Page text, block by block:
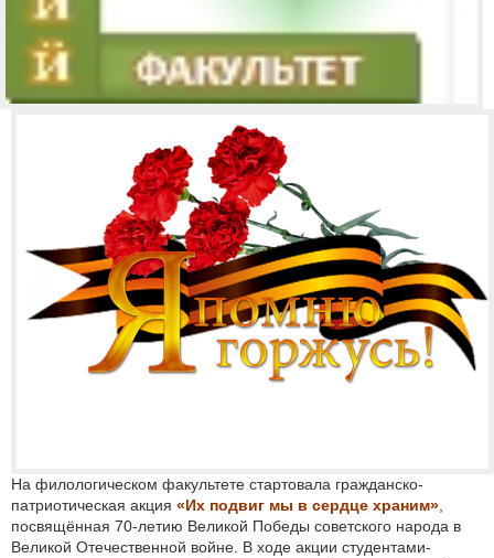
На филологическом факультете стартовала гражданско-
патриотическая акция «Их подвиг мы в сердце храним»
посвящённая 70-летию Великой Победы советского народа в
Великой Отечественной войне. В ходе акции студентами-